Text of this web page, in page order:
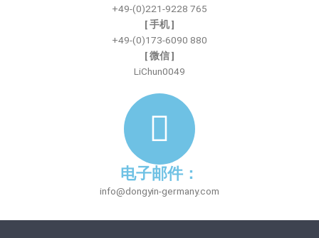
+49-(0)221-9228 765
[ 手机 ]
+49-(0)173-6090 880
[ 微信 ]
LiChun0049
电子邮件：
info@dongyin-germany.com